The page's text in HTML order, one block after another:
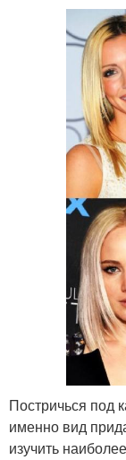
Постричься под
именно вид
изучить